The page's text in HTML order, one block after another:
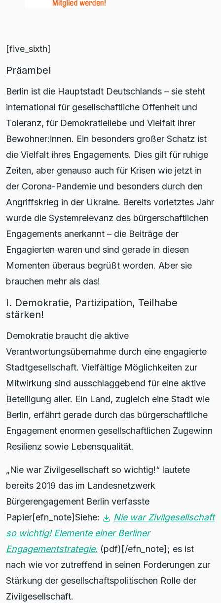
[five_sixth]
Präambel
Berlin ist die Hauptstadt Deutschlands – sie steht
international für gesellschaftliche Offenheit und
Toleranz, für Demokratieliebe und Vielfalt ihrer
Bewohner:innen. Ein besonders großer Schatz ist
die Vielfalt ihres Engagements. Dies gilt für ruhige
Zeiten, aber genauso auch für Krisen wie jetzt in
der Corona-Pandemie und besonders durch den
Angriffskrieg in der Ukraine. Bereits vorletztes Jahr
wurde die Systemrelevanz des bürgerschaftlichen
Engagements anerkannt – die Beiträge der
Engagierten waren und sind gerade in diesen
Momenten überaus begrüßt worden. Aber sie
brauchen mehr als das!
I. Demokratie, Partizipation, Teilhabe
stärken!
Demokratie braucht die aktive
Verantwortungsübernahme durch eine engagierte
Stadtgesellschaft. Vielfältige Möglichkeiten zur
Mitwirkung sind ausschlaggebend für eine aktive
Beteiligung aller. Ein Land, zugleich eine Stadt wie
Berlin, erfährt gerade durch das bürgerschaftliche
Engagement enormen gesellschaftlichen Zugewinn
Resilienz sowie Lebensqualität.
„Nie war Zivilgesellschaft so wichtig!“ lautete
bereits 2019 das im Landesnetzwerk
Bürgerengagement Berlin verfasste
Papier[efn_note]Siehe:
Nie war Zivilgesellschaft
so wichtig! Elemente einer Berliner
Engagementstrategie. (pdf)[/efn_note] ; es ist
nach wie vor zutreffend in seinen Forderungen zur
Stärkung der gesellschaftspolitischen Rolle der
Zivilgesellschaft.